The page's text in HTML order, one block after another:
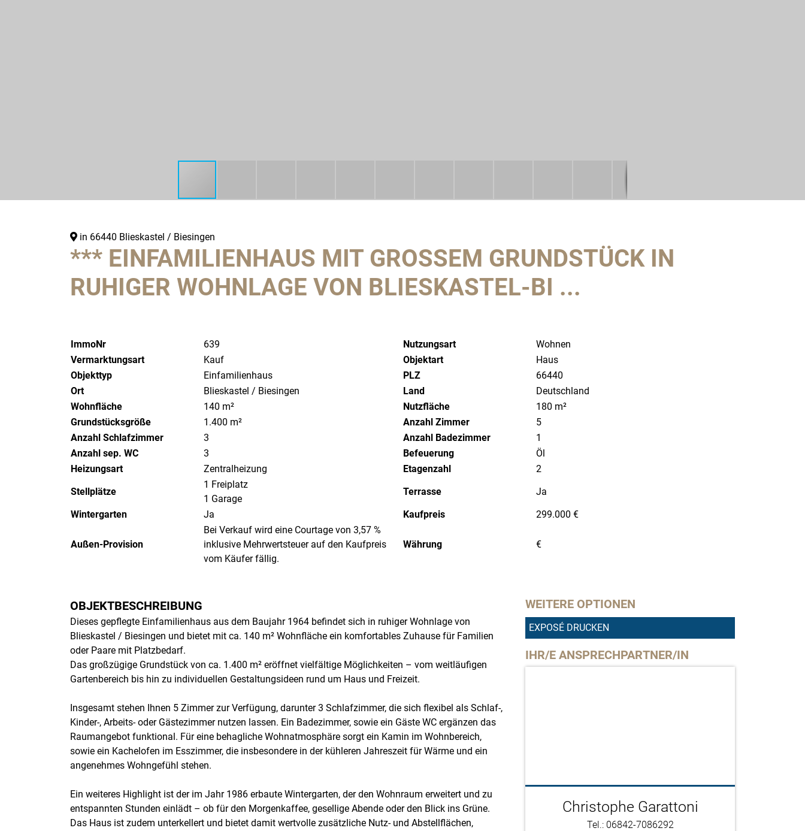
in 66440 Blieskastel / Biesingen
*** EINFAMILIENHAUS MIT GROSSEM GRUNDSTÜCK IN R
UHIGER WOHNLAGE VON BLIESKASTEL-BI ...
ImmoNr 639 Nutzungsart
Wohnen
Vermarktungsart
Kauf Objektart
Haus
Objekttyp
Einfamilienhaus PLZ
66440
Ort
Blieskastel / Biesingen Land
Deutschland
Wohnfläche
140 m² Nutzfläche
180 m²
Grundstücksgröße
1.400 m² Anzahl Zimmer
5
Anzahl Schlafzimmer
3 Anzahl Badezimmer
1
Anzahl sep. WC
3 Befeuerung
Öl
Heizungsart
Zentralheizung Etagenzahl
2
Stellplätze
1 Freiplatz
1 Garage
Terrasse
Ja
Wintergarten
Ja Kaufpreis 299.000 €
Außen-Provision
Bei Verkauf wird eine Courtage von 3,57 %
inklusive Mehrwertsteuer auf den Kaufpreis
vom Käufer fällig.
Währung €
OBJEKTBESCHREIBUNG
Dieses gepflegte Einfamilienhaus aus dem Baujahr 1964 befindet sich in ruhiger Wohnlage von
Blieskastel / Biesingen und bietet mit ca. 140 m² Wohnfläche ein komfortables Zuhause für Familien
oder Paare mit Platzbedarf.
Das großzügige Grundstück von ca. 1.400 m² eröffnet vielfältige Möglichkeiten – vom weitläufigen
Gartenbereich bis hin zu individuellen Gestaltungsideen rund um Haus und Freizeit.
Insgesamt stehen Ihnen 5 Zimmer zur Verfügung, darunter 3 Schlafzimmer, die sich flexibel als Schlaf-,
Kinder-, Arbeits- oder Gästezimmer nutzen lassen. Ein Badezimmer, sowie ein Gäste WC ergänzen das
Raumangebot funktional. Für eine behagliche Wohnatmosphäre sorgt ein Kamin im Wohnbereich,
sowie ein Kachelofen im Esszimmer, die insbesondere in der kühleren Jahreszeit für Wärme und ein
angenehmes Wohngefühl stehen.
Ein weiteres Highlight ist der im Jahr 1986 erbaute Wintergarten, der den Wohnraum erweitert und zu
entspannten Stunden einlädt – ob für den Morgenkaffee, gesellige Abende oder den Blick ins Grüne.
Das Haus ist zudem unterkellert und bietet damit wertvolle zusätzliche Nutz- und Abstellflächen,
WEITERE OPTIONEN
EXPOSÉ DRUCKEN
IHR/E ANSPRECHPARTNER/IN
Christophe Garattoni
Tel.: 06842-7086292